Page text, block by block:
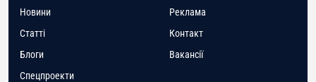
Новини
Статті
Блоги
Спецпроекти
Реклама
Контакт
Вакансії